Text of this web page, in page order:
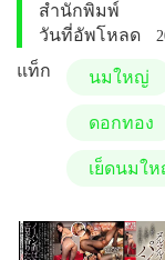
สำนักพิมพ์
วันที่อัพโหลด
แท็ก นมใหญ่
ดอกทอง
เย็ดนมใ